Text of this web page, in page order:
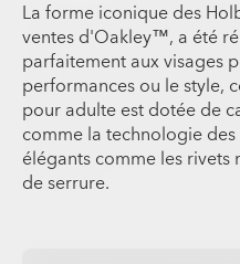
La forme iconique des
ventes d'Oakley™, a été
parfaitement aux visages
performances ou le style,
pour adulte est dotée de
comme la technologie
élégants comme les
de serrure.